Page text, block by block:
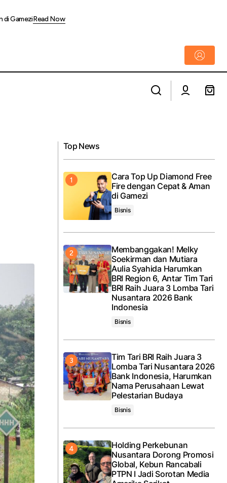
di GameziRead Now
Top News
Cara Top Up Diamond Free
Fire dengan Cepat & Aman
di Gamezi
Bisnis
Membanggakan! Melky
Soekirman dan Mutiara
Aulia Syahida Harumkan
BRI Region 6, Antar Tim Tari
BRI Raih Juara 3 Lomba Tari
Nusantara 2026 Bank
Indonesia
Bisnis
Tim Tari BRI Raih Juara 3
Lomba Tari Nusantara 2026
Bank Indonesia, Harumkan
Nama Perusahaan Lewat
Pelestarian Budaya
Bisnis
Holding Perkebunan
Nusantara Dorong Promosi
Global, Kebun Rancabali
PTPN I Jadi Sorotan Media